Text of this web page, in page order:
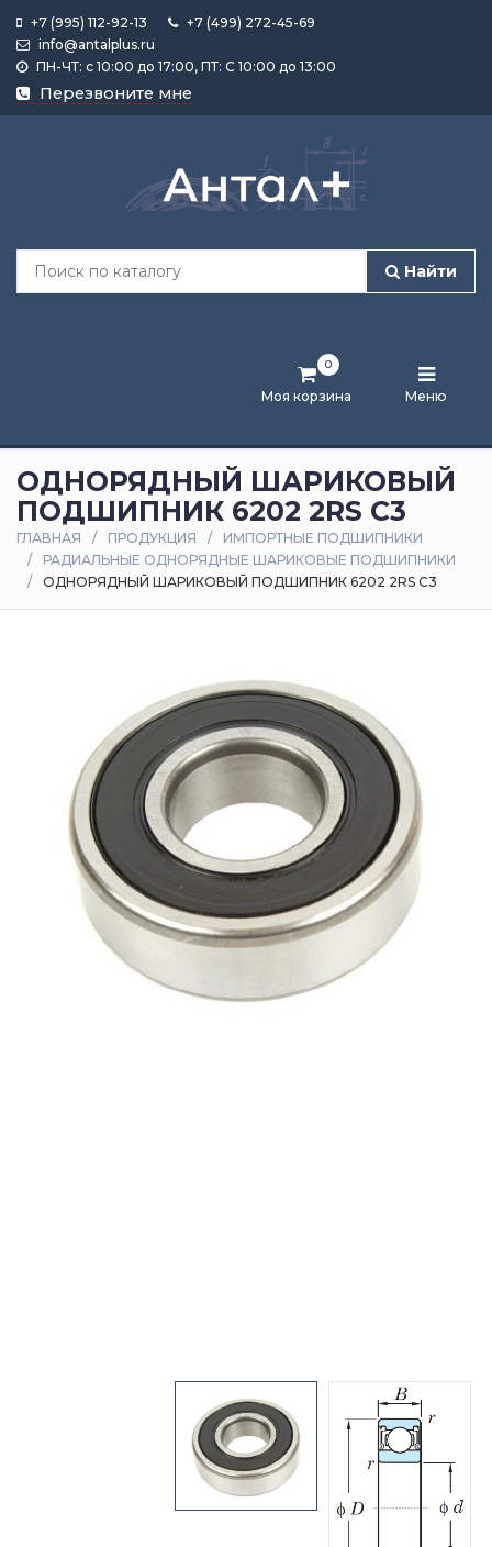
+7 (995) 112-92-13
+7 (499) 272-45-69
info@antalplus.ru
ПН-ЧТ: с 10:00 до 17:00, ПТ: С 10:00 до 13:00
Перезвоните мне
Найти
Моя корзина
0
Меню
Каталог
продукции
Лента
и
статьи
Оплата
доставка
ОДНОРЯДНЫЙ ШАРИКОВЫЙ
ПОДШИПНИК 6202 2RS C3
ГЛАВНАЯ ПРОДУКЦИЯ
ИМПОРТНЫЕ ПОДШИПНИКИ
РАДИАЛЬНЫЕ ОДНОРЯДНЫЕ ШАРИКОВЫЕ ПОДШИПНИКИ
ОДНОРЯДНЫЙ ШАРИКОВЫЙ ПОДШИПНИК 6202 2RS C3